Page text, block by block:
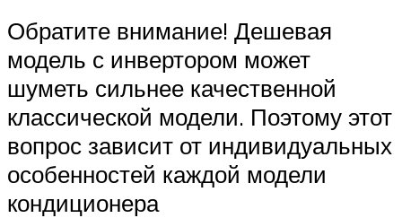
Обратите внимание! Дешевая
модель с инвертором может
шуметь сильнее качественной
классической модели. Поэтому этот
вопрос зависит от индивидуальных
особенностей каждой модели
кондиционера